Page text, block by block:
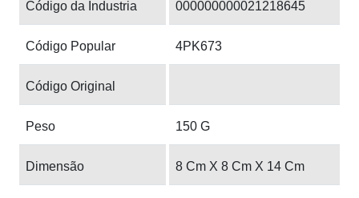
Código da Industria 000000000021218645
Código Popular 4PK673
Código Original
Peso 150 G
Dimensão 8 Cm X 8 Cm X 14 Cm